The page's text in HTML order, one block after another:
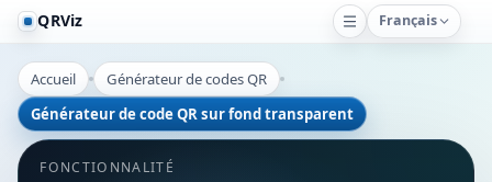
QRViz Français
Accueil
Générateur de codes QR
Générateur de code QR sur fond transparent
FONCTIONNALITÉ